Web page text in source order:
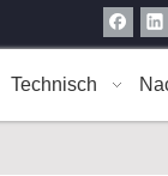
Technisch